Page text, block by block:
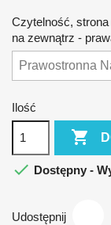
Czytelność,
na zewnątrz -
Ilość

 Dostępny -
Udostępnij